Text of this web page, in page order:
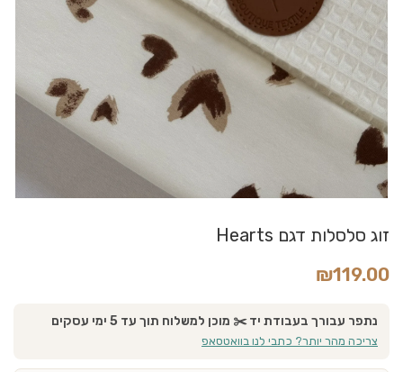
זוג סלסלות דגם Hearts
₪119.00
נתפר עבורך בעבודת יד ✂️ מוכן למשלוח תוך עד 5 ימי עסקים
צריכה מהר יותר? כתבי לנו בוואטסאפ